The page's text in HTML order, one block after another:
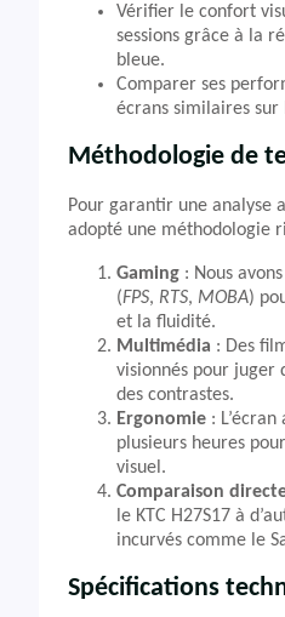
Vérifier le confort
sessions grâce à la
bleue.
Comparer ses
écrans similaires sur
Méthodologie de
Pour garantir une analyse
adopté une méthodologie
Gaming : Nous
(FPS, RTS, MOBA)
et la fluidité.
Multimédia : Des
visionnés pour juger
des contrastes.
Ergonomie :
plusieurs heures
visuel.
Comparaison
le KTC H27S17 à
incurvés comme le
Spécifications